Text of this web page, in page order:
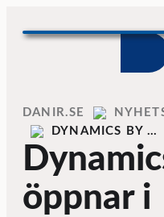
Home
DANIR
DYNAMICS BY …
öppnar i